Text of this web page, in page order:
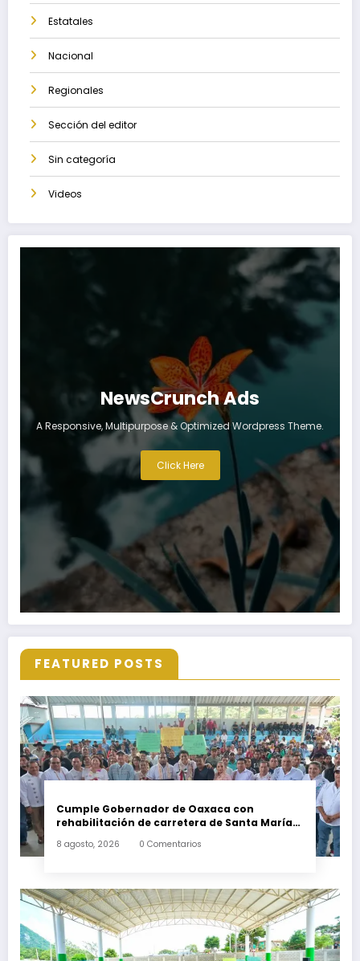
Estatales
Nacional
Regionales
Sección del editor
Sin categoría
Videos
NewsCrunch Ads
A Responsive, Multipurpose & Optimized Wordpress Theme.
Click Here
FEATURED POSTS
Cumple Gobernador de Oaxaca con
rehabilitación de carretera de Santa María
8 agosto, 2026 0 Comentarios